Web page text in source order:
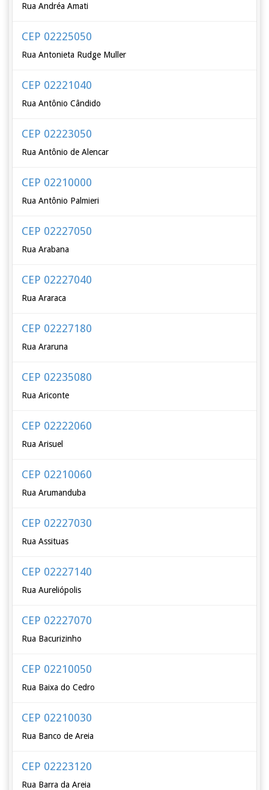
Rua Andréa Amati
CEP 02225050
Rua Antonieta Rudge Muller
CEP 02221040
Rua Antônio Cândido
CEP 02223050
Rua Antônio de Alencar
CEP 02210000
Rua Antônio Palmieri
CEP 02227050
Rua Arabana
CEP 02227040
Rua Araraca
CEP 02227180
Rua Araruna
CEP 02235080
Rua Ariconte
CEP 02222060
Rua Arisuel
CEP 02210060
Rua Arumanduba
CEP 02227030
Rua Assituas
CEP 02227140
Rua Aureliópolis
CEP 02227070
Rua Bacurizinho
CEP 02210050
Rua Baixa do Cedro
CEP 02210030
Rua Banco de Areia
CEP 02223120
Rua Barra da Areia